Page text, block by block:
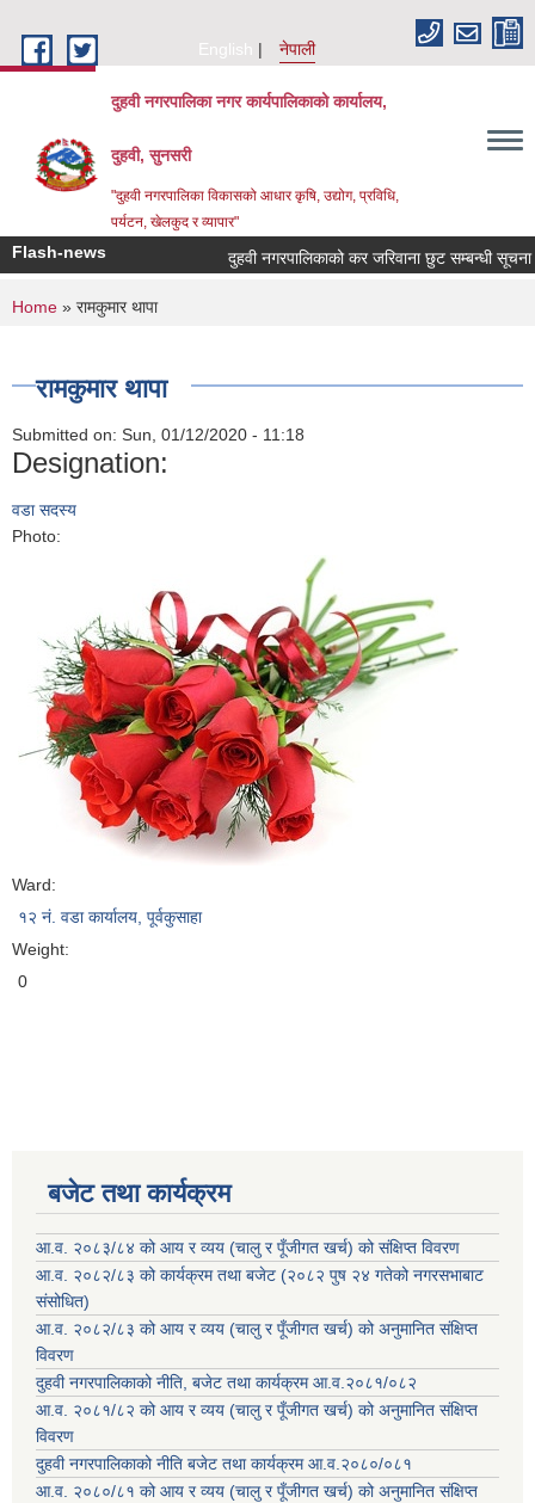
English
नेपाली
दुहवी नगरपालिका नगर कार्यपालिकाको कार्यालय,
दुहवी, सुनसरी
"दुहवी नगरपालिका विकासको आधार कृषि, उद्योग, प्रविधि,
पर्यटन, खेलकुद र व्यापार"
Flash-news दुहवी नगरपालिकाको कर जरिवाना छुट सम्बन्धी
You are here
Home » रामकुमार थापा
रामकुमार थापा
Submitted on: Sun, 01/12/2020 - 11:18
Designation:
वडा सदस्य
Photo:
Ward:
१२ नं. वडा कार्यालय, पूर्वकुसाहा
Weight:
0
बजेट तथा कार्यक्रम
आ.व. २०८३/८४ को आय र व्यय (चालु र पूँजीगत खर्च) को संक्षिप्त विवरण
आ.व. २०८२/८३ को कार्यक्रम तथा बजेट (२०८२ पुष २४ गतेको नगरसभाबाट
संसोधित)
आ.व. २०८२/८३ को आय र व्यय (चालु र पूँजीगत खर्च) को अनुमानित संक्षिप्त
विवरण
दुहवी नगरपालिकाको नीति, बजेट तथा कार्यक्रम आ.व.२०८१/०८२
आ.व. २०८१/८२ को आय र व्यय (चालु र पूँजीगत खर्च) को अनुमानित संक्षिप्त
विवरण
दुहवी नगरपालिकाको नीति बजेट तथा कार्यक्रम आ.व.२०८०/०८१
आ.व. २०८०/८१ को आय र व्यय (चालु र पूँजीगत खर्च) को अनुमानित संक्षिप्त